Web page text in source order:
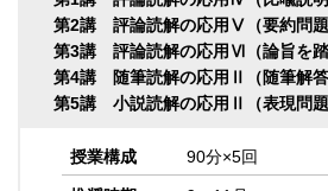
第2講 評論読解の応用Ⅴ（要約問題
第3講 評論読解の応用Ⅵ（論旨を踏
第4講 随筆読解の応用Ⅱ（随筆解答
第5講 小説読解の応用Ⅱ（表現問題
授業構成 90分×5回